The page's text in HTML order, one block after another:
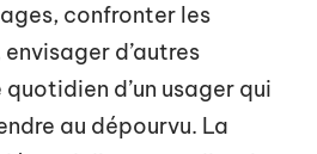
confronter les
d’autres
d’un usager qui
au dépourvu. La